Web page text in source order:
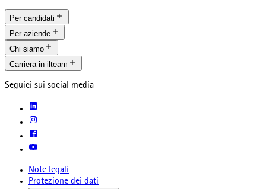
Per candidati
Per aziende
Chi siamo
Carriera in ilteam
Seguici sui social media
Note legali
Protezione dei dati